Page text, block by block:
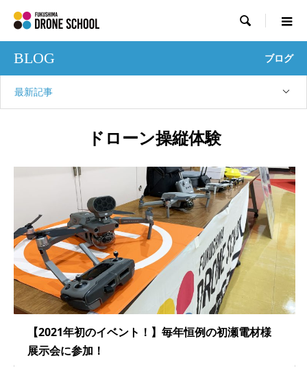

BLOG ブログ
最新記事
ドローン操縦体験
【2021年初のイベント！】毎年恒例の初瀬電材様
展示会に参加！